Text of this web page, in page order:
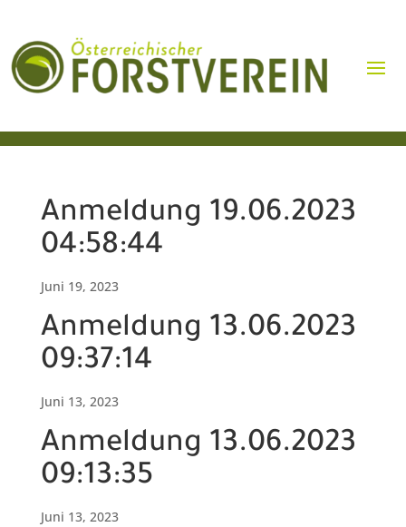
Anmeldung 19.06.2023
04:58:44
Juni 19, 2023
Anmeldung 13.06.2023
09:37:14
Juni 13, 2023
Anmeldung 13.06.2023
09:13:35
Juni 13, 2023